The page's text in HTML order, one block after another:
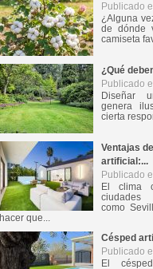
Publicado
¿Alguna
de dónde
camiseta
¿Qué
Publicado
Diseñar
genera
cierta
Ventajas
artificial:...
Publicado
El clima
ciudades
como
hacer que...
Césped
Publicado
El